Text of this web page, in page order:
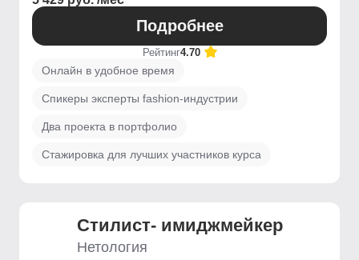
Подробнее
Рейтинг4.70
Онлайн в удобное время
Спикеры эксперты fashion-индустрии
Два проекта в портфолио
Стажировка для лучших участников курса
Стилист- имиджмейкер
Нетология